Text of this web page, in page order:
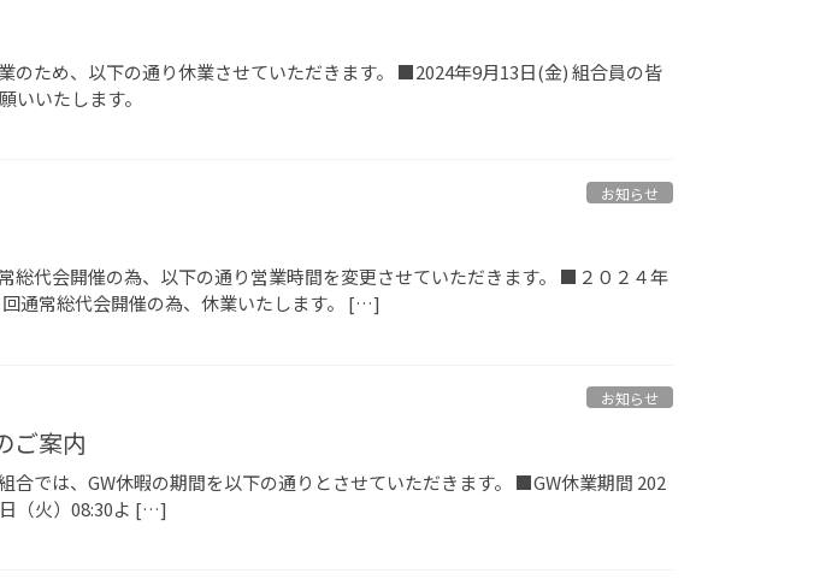
のため、以下の通り休業させていただきます。 ■2024年9月13日(金) 組合員の皆
いいたします。
お知らせ
総代会開催の為、以下の通り営業時間を変更させていただきます。 ■２０２４年
通常総代会開催の為、休業いたします。 […]
お知らせ
ご案内
では、GW休暇の期間を以下の通りとさせていただきます。 ■GW休業期間 202
（火）08:30よ […]